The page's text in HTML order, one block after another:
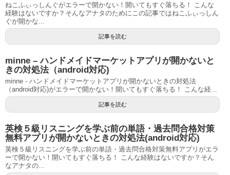
ねこふぃっしんぐがエラーで開かない！開いてもすぐ落ちる！ こんな
経験はないですか？そんなアナタのためにこの記事ではねこふぃっしん
ぐが開かな...
記事を読む
minne – ハンドメイドマーケットアプリが開かないと
きの対処法（android対応)
minne - ハンドメイドマーケットアプリが開かないときの対処法
（android対応)がエラーで開かない！開いてもすぐ落ちる！ こんな経...
記事を読む
英検５級リスニングを学ぶ前の単語・過去問合格対策
無料アプリが開かないときの対処法(android対応)
英検５級リスニングを学ぶ前の単語・過去問合格対策無料アプリがエラ
ーで開かない！開いてもすぐ落ちる！ こんな経験はないですか？そん
なアナタの...